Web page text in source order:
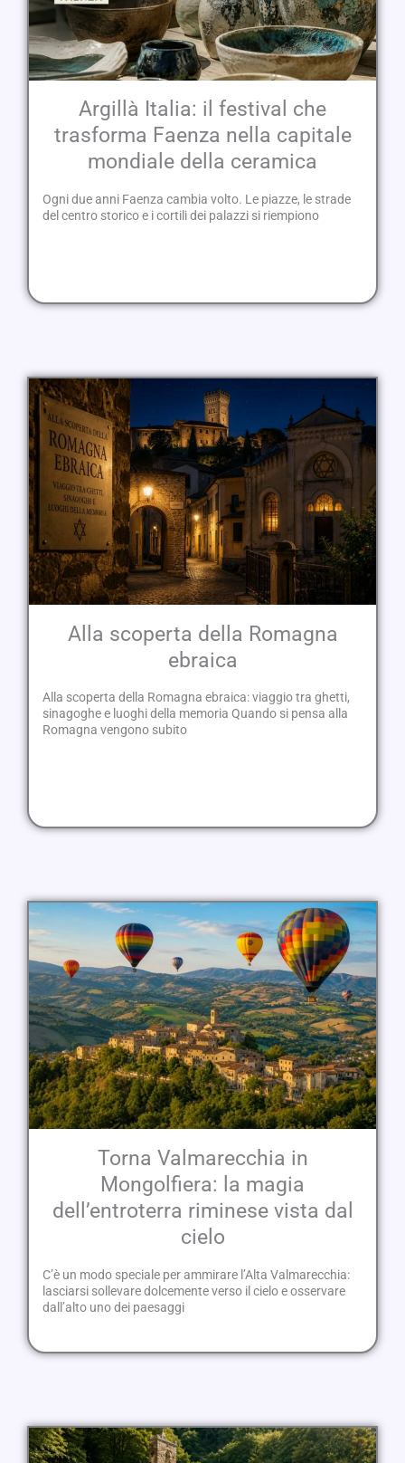
Argillà Italia: il festival che
trasforma Faenza nella capitale
mondiale della ceramica
Ogni due anni Faenza cambia volto. Le piazze, le strade
del centro storico e i cortili dei palazzi si riempiono
Alla scoperta della Romagna
ebraica
Alla scoperta della Romagna ebraica: viaggio tra ghetti,
sinagoghe e luoghi della memoria Quando si pensa alla
Romagna vengono subito
Torna Valmarecchia in
Mongolfiera: la magia
dell’entroterra riminese vista dal
cielo
C’è un modo speciale per ammirare l’Alta Valmarecchia:
lasciarsi sollevare dolcemente verso il cielo e osservare
dall’alto uno dei paesaggi